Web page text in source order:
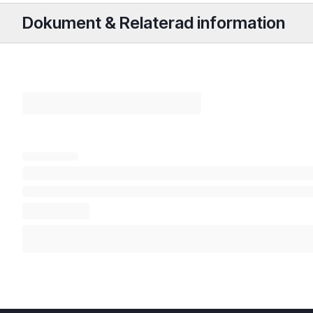
Dokument & Relaterad information